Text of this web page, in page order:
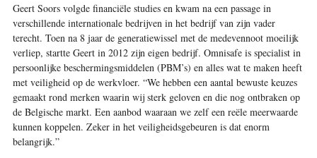
Geert Soors volgde financiële studies en kwam na een passage in
verschillende internationale bedrijven in het bedrijf van zijn vader
terecht. Toen na 8 jaar de generatiewissel met de medevennoot moeilijk
verliep, startte Geert in 2012 zijn eigen bedrijf. Omnisafe is specialist in
persoonlijke beschermingsmiddelen (PBM’s) en alles wat te maken heeft
met veiligheid op de werkvloer. “We hebben een aantal bewuste keuzes
gemaakt rond merken waarin wij sterk geloven en die nog ontbraken op
de Belgische markt. Een aanbod waaraan we zelf een reële meerwaarde
kunnen koppelen. Zeker in het veiligheids­gebeuren is dat enorm
belangrijk.”